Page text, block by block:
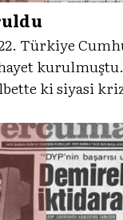
22. Türkiye
kurulmuştu.
ki siyasi
1955’te